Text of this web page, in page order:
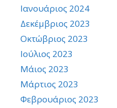
Ιανουάριος 2024
Δεκέμβριος 2023
Οκτώβριος 2023
Ιούλιος 2023
Μάιος 2023
Μάρτιος 2023
Φεβρουάριος 2023